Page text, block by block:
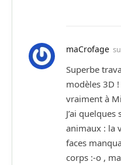
maCrofage
Superbe
modèles 3D
vraiment à
J’ai
animaux : la
faces
corps :-o ,